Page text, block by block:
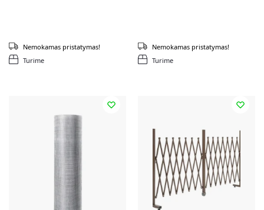
Turime
Nemokamas pristatymas!
Turime
Nemokamas pristatymas!